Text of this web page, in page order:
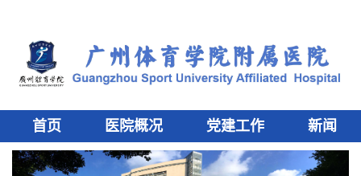
首页 医院概况 党建工作
新闻
中心
科研教学 健康科普
就医指